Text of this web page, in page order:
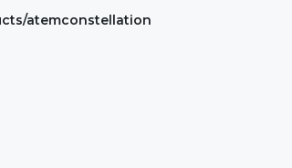
atemconstellation